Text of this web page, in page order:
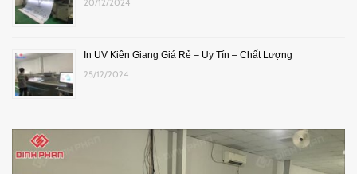
In UV Kiên Giang Giá Rẻ – Uy Tín – Chất Lượng
25/12/2024